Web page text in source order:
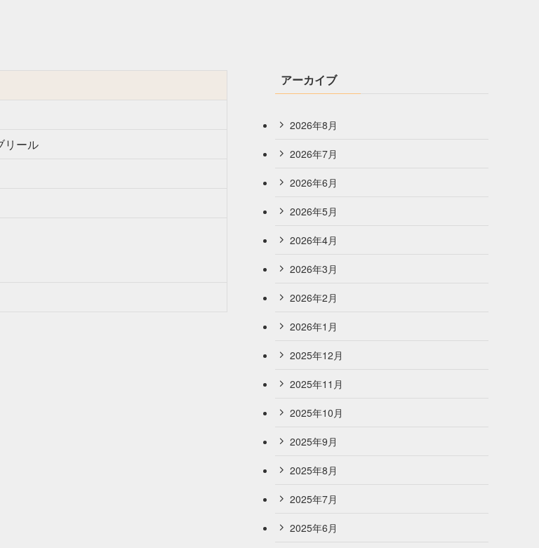
リール
アーカイブ
2026年8月
2026年7月
2026年6月
2026年5月
2026年4月
2026年3月
2026年2月
2026年1月
2025年12月
2025年11月
2025年10月
2025年9月
2025年8月
2025年7月
2025年6月